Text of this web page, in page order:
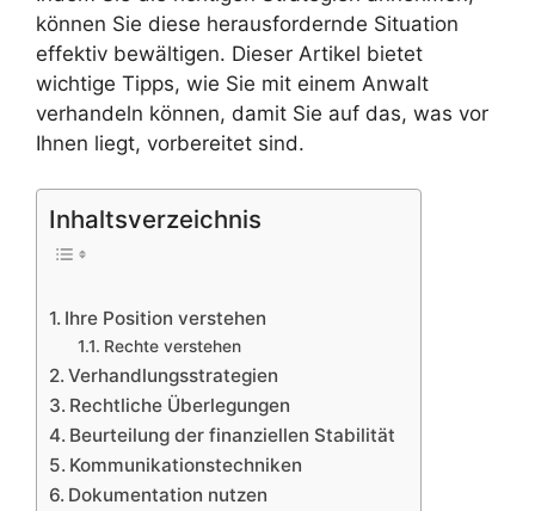
können Sie diese herausfordernde Situation
effektiv bewältigen. Dieser Artikel bietet
wichtige Tipps, wie Sie mit einem Anwalt
verhandeln können, damit Sie auf das, was vor
Ihnen liegt, vorbereitet sind.
Inhaltsverzeichnis
Ihre Position verstehen
Rechte verstehen
Verhandlungsstrategien
Rechtliche Überlegungen
Beurteilung der finanziellen Stabilität
Kommunikationstechniken
Dokumentation nutzen